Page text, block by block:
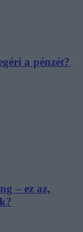
a pénzét?
– ez az,